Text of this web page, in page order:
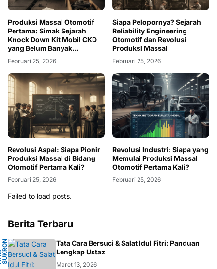
Produksi Massal Otomotif
Pertama: Simak Sejarah
Knock Down Kit Mobil CKD
yang Belum Banyak
Diketahui!
Februari 25, 2026
Siapa Pelopornya? Sejarah
Reliability Engineering
Otomotif dan Revolusi
Produksi Massal
Februari 25, 2026
Revolusi Aspal: Siapa Pionir
Produksi Massal di Bidang
Otomotif Pertama Kali?
Februari 25, 2026
Revolusi Industri: Siapa yang
Memulai Produksi Massal
Otomotif Pertama Kali?
Februari 25, 2026
Failed to load posts.
Berita Terbaru
NA
Tata Cara Bersuci & Salat Idul Fitri: Panduan
Lengkap Ustaz
Maret 13, 2026